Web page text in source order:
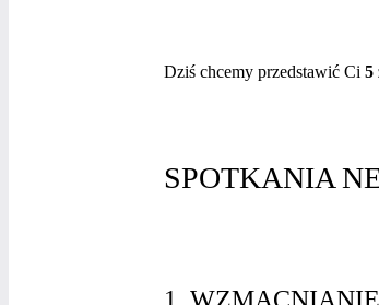
Dziś chcemy przedstawić Ci 5
SPOTKANIA